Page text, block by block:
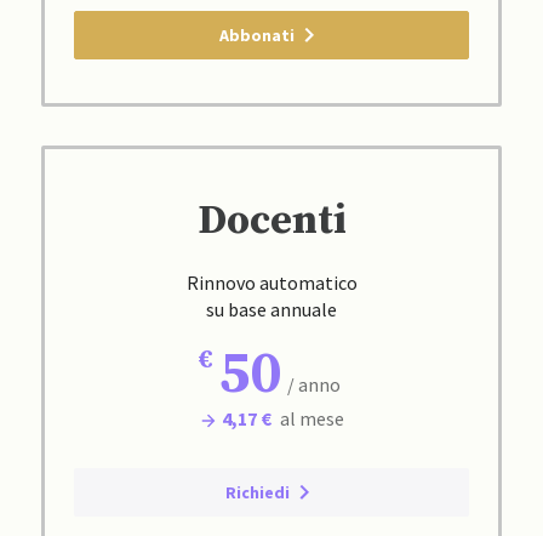
Abbonati
Docenti
Rinnovo automatico
su base annuale
50 / anno
4,17 € al mese
Richiedi